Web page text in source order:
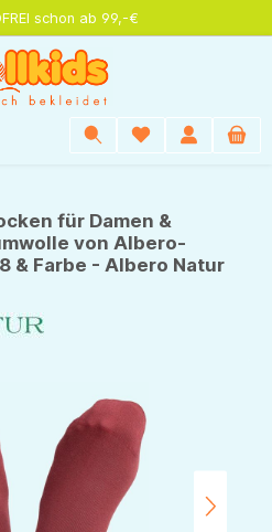
schon ab 99,-€
für Damen &
von Albero-
& Farbe - Albero Natur